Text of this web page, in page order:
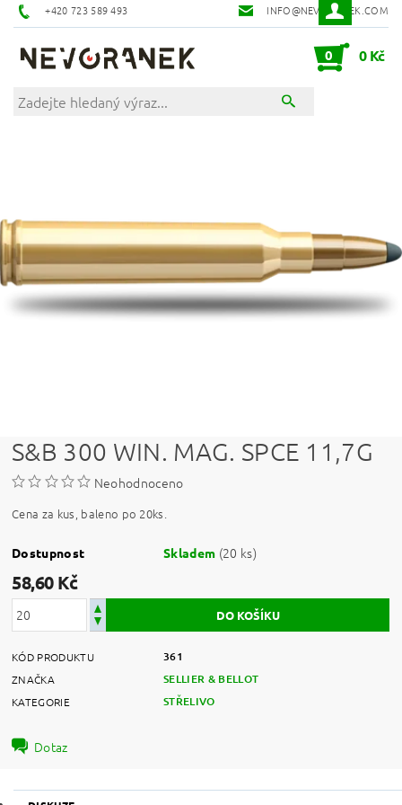
+420 723 589 493 INFO@NEVORANEK.COM
0 0 Kč
S&B 300 WIN. MAG. SPCE 11,7G
Neohodnoceno
Cena za kus, baleno po 20ks.
Dostupnost Skladem (20 ks)
58,60 Kč
KÓD PRODUKTU 361
ZNAČKA SELLIER & BELLOT
KATEGORIE STŘELIVO
Dotaz